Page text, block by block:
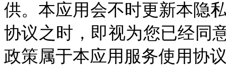
供。本应用会不时更新本隐
协议之时，即视为您已经同
政策属于本应用服务使用协